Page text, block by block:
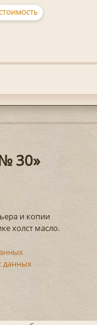
30»
и копии
холст масло.
данных